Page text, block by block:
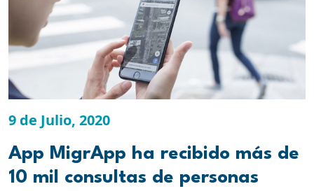
9 de Julio, 2020
App MigrApp ha recibido más de
10 mil consultas de personas